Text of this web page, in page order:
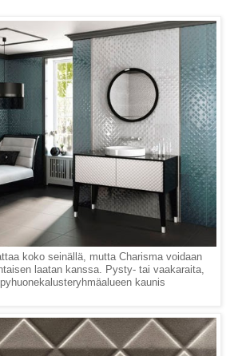
koko seinällä, mutta Charisma voidaan
laatan kanssa. Pysty- tai vaakaraita,
kaunis